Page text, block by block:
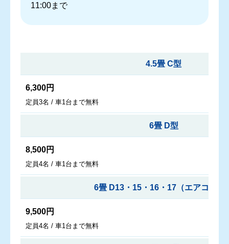
11:00まで
4.5畳 C型
6,300円
定員3名 / 車1台まで無料
6畳 D型
8,500円
定員4名 / 車1台まで無料
6畳 D13・15・16・17（エアコン付
9,500円
定員4名 / 車1台まで無料